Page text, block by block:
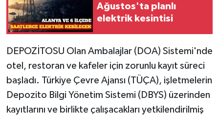
Ağustos'ta planlı
elektrik kesintisi
DEPOZİTOSU Olan Ambalajlar (DOA) Sistemi'nde
otel, restoran ve kafeler için zorunlu kayıt süreci
başladı. Türkiye Çevre Ajansı (TÜÇA), işletmelerin
Depozito Bilgi Yönetim Sistemi (DBYS) üzerinden
kayıtlarını ve birlikte çalışacakları yetkilendirilmiş